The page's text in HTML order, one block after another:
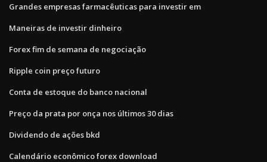
Grandes empresas farmacêuticas para investir em
Maneiras de investir dinheiro
Forex fim de semana de negociação
Ripple coin preço futuro
Conta de estoque do banco nacional
Preço da prata por onça nos últimos 30 dias
Dividendo de ações bkd
Calendário econômico forex download